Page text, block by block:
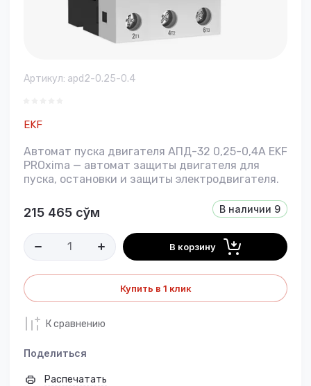
Артикул: apd2-0.25-0.4
EKF
Автомат пуска двигателя АПД-32 0,25-0,4А EKF
PROxima — автомат защиты двигателя для
пуска, остановки и защиты электродвигателя.
В наличии 9
215 465 сўм
В корзину
Купить в 1 клик
К сравнению
Поделиться
Распечатать